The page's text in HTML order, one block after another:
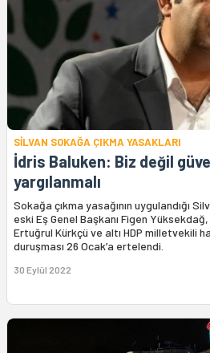
SİLVAN SOKAĞA ÇIKMA YASAKLARI
İdris Baluken: Biz değil
yargılanmalı
Sokağa çıkma yasağının uygulandığı
eski Eş Genel Başkanı Figen Yüksekdağ,
Ertuğrul Kürkçü ve altı HDP milletvekili
duruşması 26 Ocak’a ertelendi.
30 Eylül 2022